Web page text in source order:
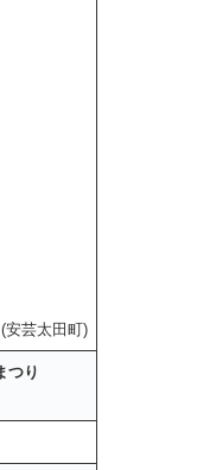
芸太田町)
つり